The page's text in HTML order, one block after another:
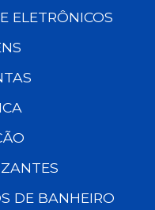
ELETRÔNICOS
DE BANHEIRO